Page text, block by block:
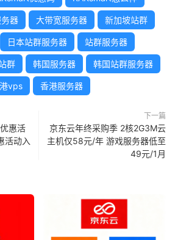
器 大带宽服务器 新加坡站群
日本站群服务器 站群服务器
群 韩国服务器 韩国站群服务器
vps 香港服务器
惠活
活动入
下一篇
京东云年终采购季 2核2G3M云
主机仅58元/年 游戏服务器低至
49元/1月